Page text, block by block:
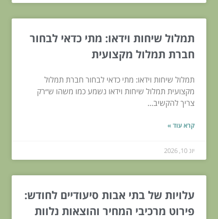
תמלול שיחות וידאו: מתי כדאי לבחור
חברת תמלול מקצועית
תמלול שיחות וידאו: מתי כדאי לבחור חברת תמלול
מקצועית תמלול שיחות וידאו נשמע כמו משהו ש״רק
צריך להקשיב...
קרא עוד »
יונ 10, 2026
עלויות של בתי אבות סיעודיים לחודש:
פירוט מרכיבי המחיר והוצאות נלוות